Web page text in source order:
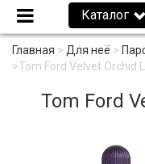
Каталог
Главная > Для неё >
>Tom Ford Velvet Orchid
Tom Ford